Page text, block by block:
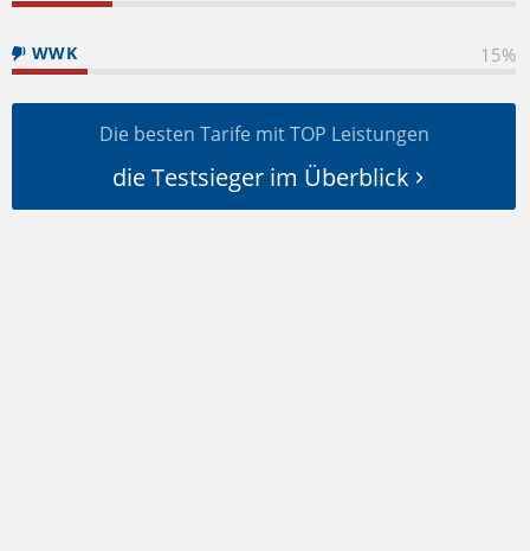
WWK 15%
Die besten Tarife mit TOP Leistungen
die Testsieger im Überblick